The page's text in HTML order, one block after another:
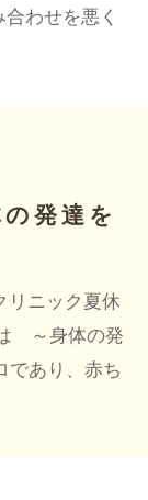
わせを悪く
発達を
ニック夏休
～身体の発
あり、赤ち